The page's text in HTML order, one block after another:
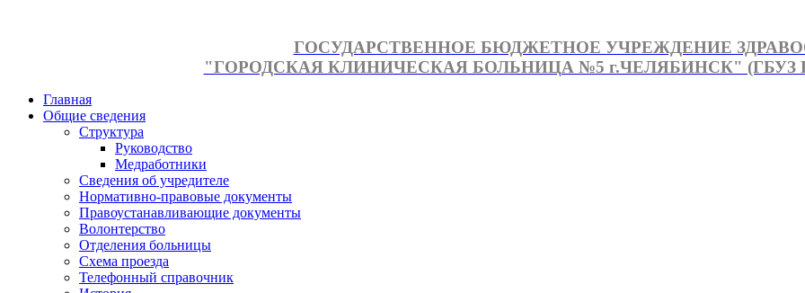
ГОСУДАРСТВЕННОЕ БЮДЖЕТНОЕ УЧРЕЖДЕНИЕ
"ГОРОДСКАЯ КЛИНИЧЕСКАЯ БОЛЬНИЦА №5 г.ЧЕЛЯБИНСК" (ГБУЗ
Главная
Общие сведения
Структура
Руководство
Медработники
Сведения об учредителе
Нормативно-правовые документы
Правоустанавливающие документы
Волонтерство
Отделения больницы
Схема проезда
Телефонный справочник